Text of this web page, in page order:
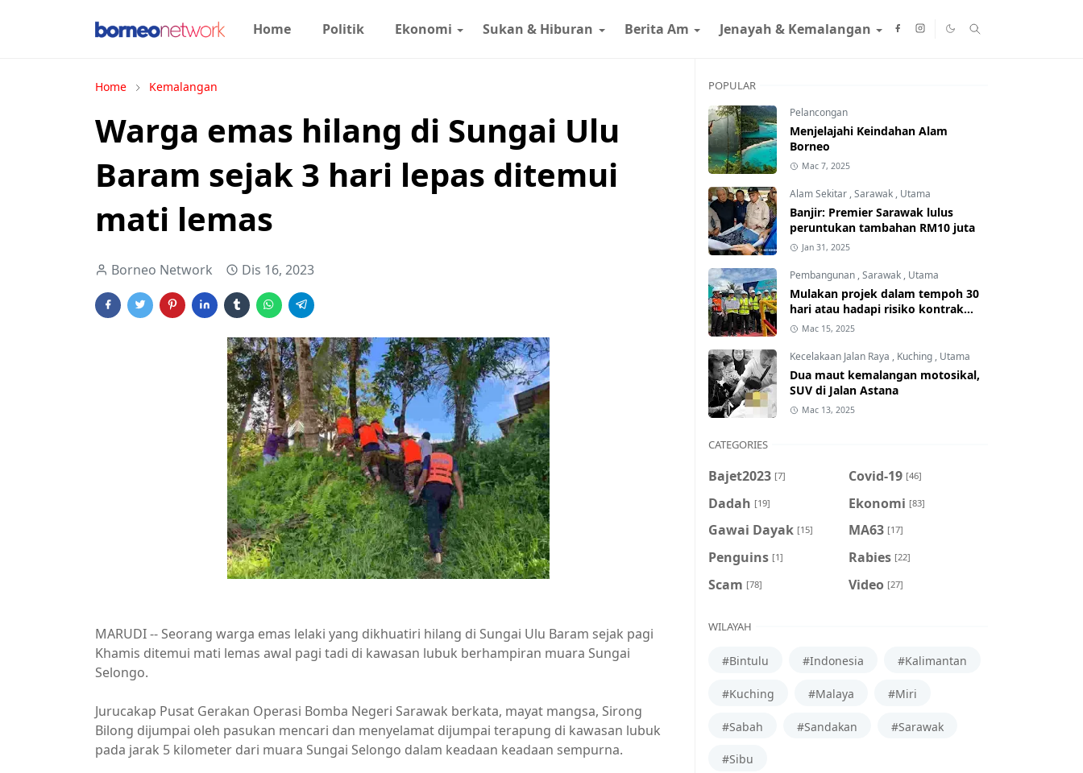
Home Politik Ekonomi Sukan & Hiburan Berita Am Jenayah & Kemalangan
Home Kemalangan
Warga emas hilang di Sungai Ulu
Baram sejak 3 hari lepas ditemui
mati lemas
Borneo Network Dis 16, 2023
MARUDI -- Seorang warga emas lelaki yang dikhuatiri hilang di Sungai Ulu Baram sejak pagi
Khamis ditemui mati lemas awal pagi tadi di kawasan lubuk berhampiran muara Sungai
Selongo.
Jurucakap Pusat Gerakan Operasi Bomba Negeri Sarawak berkata, mayat mangsa, Sirong
Bilong dijumpai oleh pasukan mencari dan menyelamat dijumpai terapung di kawasan lubuk
pada jarak 5 kilometer dari muara Sungai Selongo dalam keadaan keadaan sempurna.
POPULAR
Pelancongan
Menjelajahi Keindahan Alam
Borneo
Mac 7, 2025
Alam Sekitar ,Sarawak , Utama
Banjir: Premier Sarawak lulus
peruntukan tambahan RM10 juta
Jan 31, 2025
Pembangunan ,Sarawak , Utama
Mulakan projek dalam tempoh 30
hari atau hadapi risiko kontrak
ditamatkan
Mac 15, 2025
Kecelakaan Jalan Raya , Kuching , Utama
Dua maut kemalangan motosikal,
SUV di Jalan Astana
Mac 13, 2025
CATEGORIES
Bajet2023 [7] Covid-19 [46]
Dadah [19] Ekonomi [83]
Gawai Dayak [15] MA63 [17]
Penguins [1] Rabies [22]
Scam [78] Video [27]
WILAYAH
#Bintulu #Indonesia #Kalimantan
#Kuching #Malaya #Miri
#Sabah #Sandakan #Sarawak
#Sibu